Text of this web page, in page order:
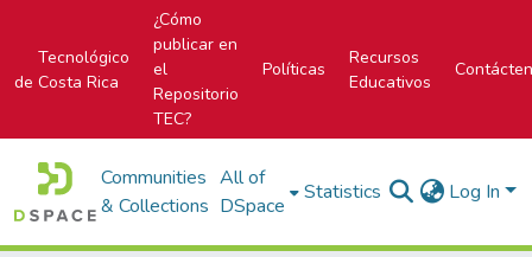
Tecnológico
de Costa Rica
¿Cómo
publicar en
el
Repositorio
TEC?
Políticas
Recursos
Educativos
Communities
& Collections
All of
DSpace
Statistics Log In